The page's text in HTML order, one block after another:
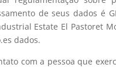
de seus dados é
Estate El Pastoret
dados.
com a pessoa que